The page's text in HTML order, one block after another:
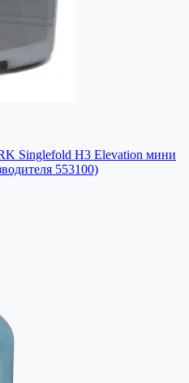
Singlefold H3 Elevation мини
553100)